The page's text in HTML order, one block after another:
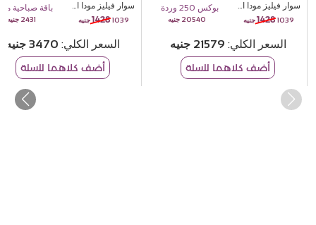
سوار فيليز مودا الفضي المزين بالزهور والأحجار الوردية
1039
1428
بوكس 250 وردة
20540
السعر الكلي 21579
أضف كلاهما للسلة
سوار فيليز مودا الفضي المزين بالزهور والأحجار الوردية
1039
1428
2431
السعر الكلي 3470
أضف كلاهما للسلة